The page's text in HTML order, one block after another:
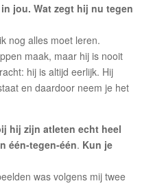
jou. Wat zegt hij nu tegen
nog alles moet leren.
maak, maar hij is nooit
hij is altijd eerlijk. Hij
en daardoor neem je het
hij zijn atleten echt heel
één-tegen-één. Kun je
was volgens mij twee